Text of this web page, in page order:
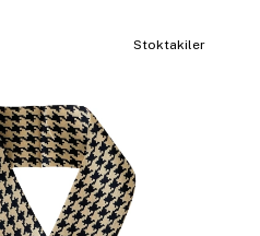
Stoktakiler